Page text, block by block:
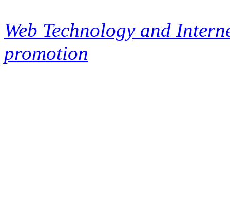
Web Technology and
promotion